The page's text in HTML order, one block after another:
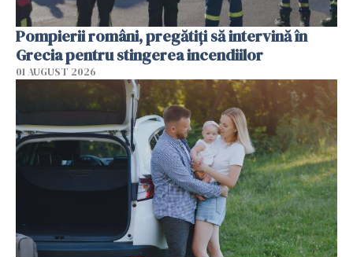
Pompierii români, pregătiţi să intervină în
Grecia pentru stingerea incendiilor
01 AUGUST 2026